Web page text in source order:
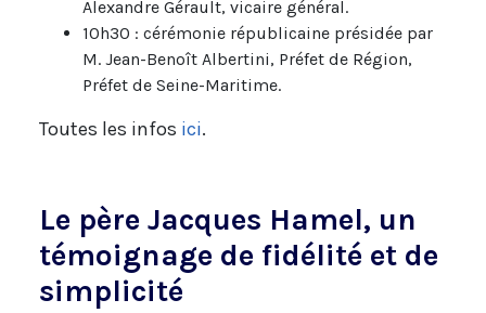
Alexandre Gérault, vicaire général.
10h30 : cérémonie républicaine présidée par
M. Jean-Benoît Albertini, Préfet de Région,
Préfet de Seine-Maritime.
Toutes les infos ici.
Le père Jacques Hamel, un
témoignage de fidélité et de
simplicité